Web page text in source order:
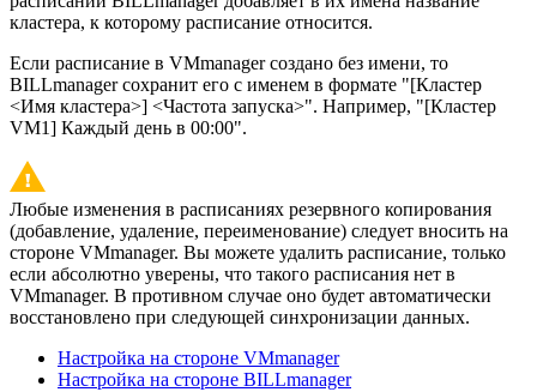
кластера, к которому расписание относится.
Если расписание в VMmanager создано без имени, то
BILLmanager сохранит его с именем в формате "[Кластер
<Имя кластера>] <Частота запуска>". Например, "[Кластер
VM1] Каждый день в 00:00".
Любые изменения в расписаниях резервного копирования
(добавление, удаление, переименование) следует вносить на
стороне VMmanager. Вы можете удалить расписание, только
если абсолютно уверены, что такого расписания нет в
VMmanager. В противном случае оно будет автоматически
восстановлено при следующей синхронизации данных.
Настройка на стороне VMmanager
Настройка на стороне BILLmanager